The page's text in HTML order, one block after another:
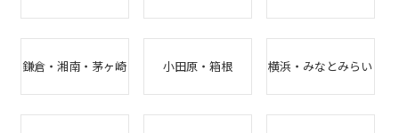
鎌倉・湘南・茅ヶ崎 小田原・箱根 横浜・みなとみらい